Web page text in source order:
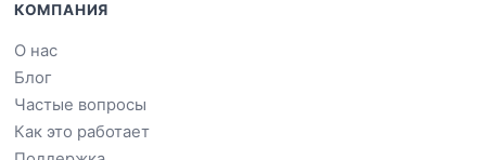
КОМПАНИЯ
О нас
Блог
Частые вопросы
Как это работает